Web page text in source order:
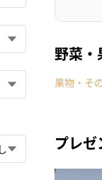
野菜・
果物・そ
プレゼ